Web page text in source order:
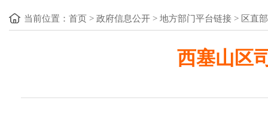
当前位置： 首页 > 政府信息公开 > 地方部门平台链接 > 区直
西塞山区